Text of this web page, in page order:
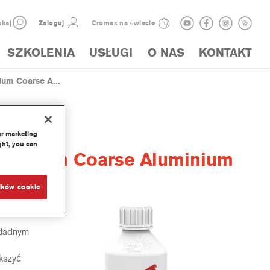
Zaloguj Cromax na świecie
SZKOLENIA USŁUGI O NAS KONTAKT
Coarse A...
Coarse Aluminium
marketing
you can
cookie